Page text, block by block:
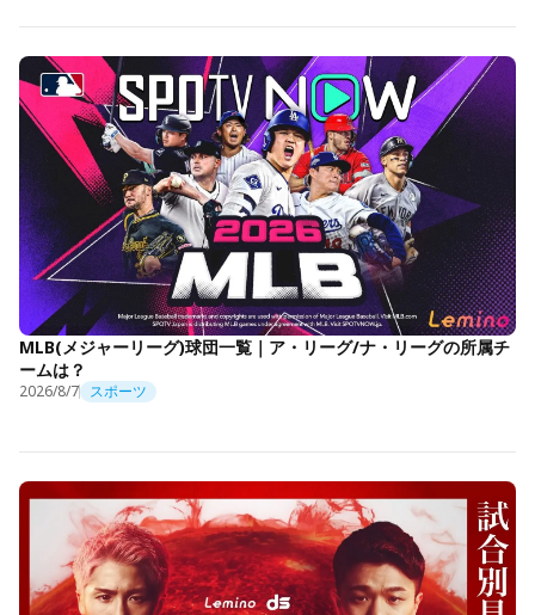
MLB(メジャーリーグ)球団一覧｜ア・リーグ/ナ・リーグの所属チ
ームは？
2026/8/7 スポーツ